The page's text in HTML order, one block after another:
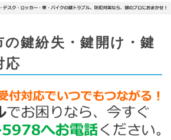
の鍵紛失・鍵開け・鍵
応